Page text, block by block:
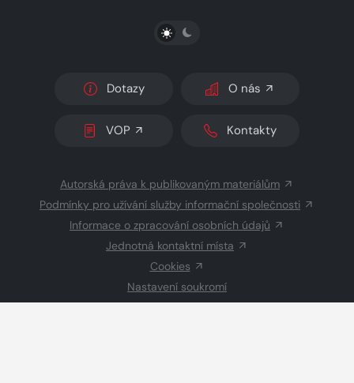
PŘEPNOUT SVĚTLÝ/TMAVÝ REŽIM
Dotazy O nás
VOP Kontakty
Autorská práva k publikovaným materiálům
Podmínky pro užívání služby informační společnosti
Informace o zpracování osobních údajů
Jednotná kontaktní místa
Cookies
Nastavení soukromí
Inzerce